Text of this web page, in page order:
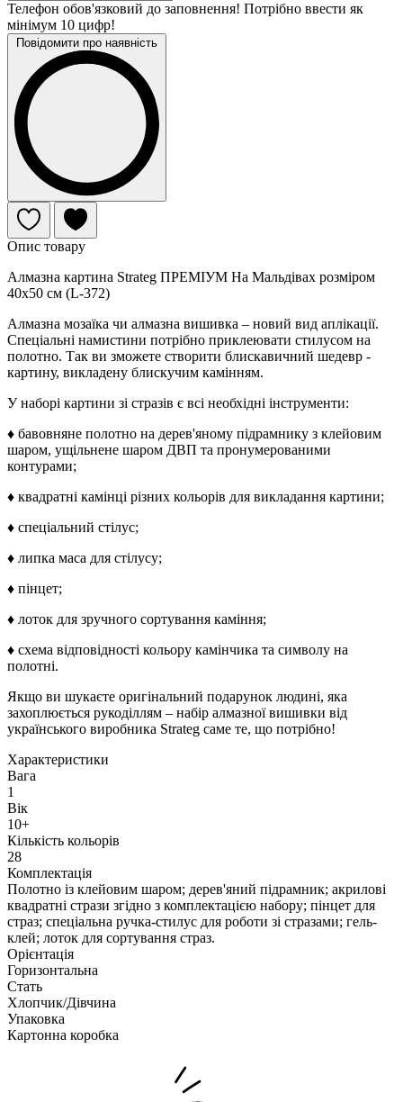
Телефон обов'язковий до заповнення! Потрібно ввести як
мінімум 10 цифр!
Повідомити про наявність
Опис товару
Алмазна картина Strateg ПРЕМІУМ На Мальдівах розміром
40х50 см (L-372)
Алмазна мозаїка чи алмазна вишивка – новий вид аплікації.
Спеціальні намистини потрібно приклеювати стилусом на
полотно. Так ви зможете створити блискавичний шедевр -
картину, викладену блискучим камінням.
У наборі картини зі стразів є всі необхідні інструменти:
♦ бавовняне полотно на дерев'яному підрамнику з клейовим
шаром, ущільнене шаром ДВП та пронумерованими
контурами;
♦ квадратні камінці різних кольорів для викладання картини;
♦ спеціальний стілус;
♦ липка маса для стілусу;
♦ пінцет;
♦ лоток для зручного сортування каміння;
♦ схема відповідності кольору камінчика та символу на
полотні.
Якщо ви шукаєте оригінальний подарунок людині, яка
захоплюється рукоділлям – набір алмазної вишивки від
українського виробника Strateg саме те, що потрібно!
Характеристики
Вага
1
Вік
10+
Кількість кольорів
28
Комплектація
Полотно із клейовим шаром; дерев'яний підрамник; акрилові
квадратні стрази згідно з комплектацією набору; пінцет для
страз; спеціальна ручка-стилус для роботи зі стразами; гель-
клей; лоток для сортування страз.
Орієнтація
Горизонтальна
Стать
Хлопчик/Дiвчина
Упаковка
Картонна коробка